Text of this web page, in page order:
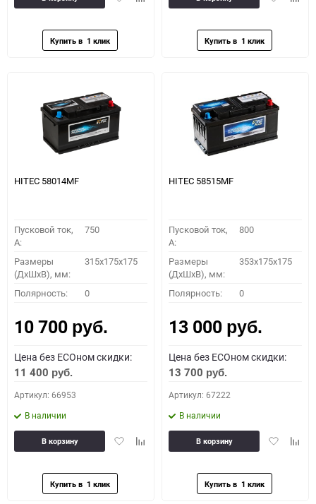
HITEC 58014MF
Пусковой ток,
A:
750
Размеры
(ДхШхВ), мм:
315x175x175
Полярность: 0
10 700 руб.
Цена без ECOном скидки:
11 400 руб.
Артикул: 66953
В наличии
ДобавитьДобавить
В корзину
HITEC 58515MF
Пусковой ток,
A:
800
Размеры
(ДхШхВ), мм:
353x175x175
Полярность: 0
13 000 руб.
Цена без ECOном скидки:
13 700 руб.
Артикул: 67222
В наличии
Добавить
В корзину